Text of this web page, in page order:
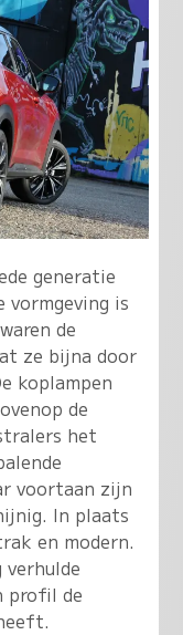
generatie
vormgeving is
de
ze bijna door
koplampen
de
het
voortaan zijn
In plaats
en modern.
verhulde
profil de